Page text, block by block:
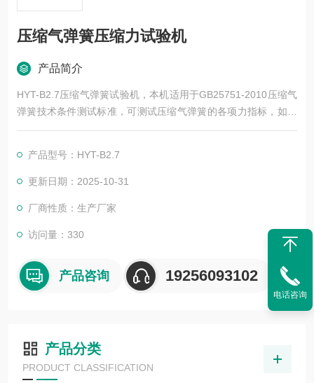
压缩气弹簧压缩力试验机
产品简介
HYT-B2.7压缩气弹簧试验机，本机适用于GB25751-2010压缩气
弹簧技术条件测试标准，可测试压缩气弹簧的各项力指标，如：
小伸展力F1、大伸展力F2、小压缩力F3、大压缩力F4、公称力F
缩力试验机
产品型号：HYT-B2.7
更新日期：2025-10-31
厂商性质：生产厂家
访问量：330
产品咨询 19256093102
产品分类
PRODUCT CLASSIFICATION
电话咨询